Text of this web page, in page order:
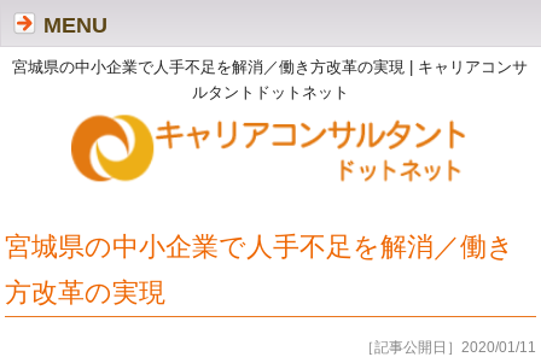
宮城県の中小企業で人手不足を解消／働き方改革の実現 | キャリアコンサ
ルタントドットネット
MENU
宮城県の中小企業で人手不足を解消／働き
方改革の実現
［記事公開日］2020/01/11